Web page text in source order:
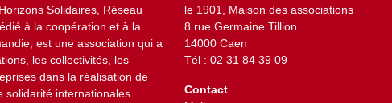
Solidaires, Réseau
à la coopération et à la
est une association qui a
les collectivités, les
dans la réalisation de
internationales.
le 1901, Maison des associations
8 rue Germaine Tillion
14000 Caen
Tél : 02 31 84 39 09
Contact